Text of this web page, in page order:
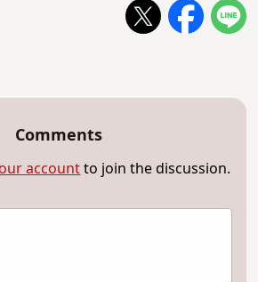
Comments
accountto join the discussion.